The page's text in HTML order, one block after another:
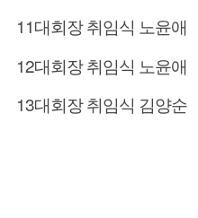
11대회장 취임식 노윤애
12대회장 취임식 노윤애
13대회장 취임식 김양순